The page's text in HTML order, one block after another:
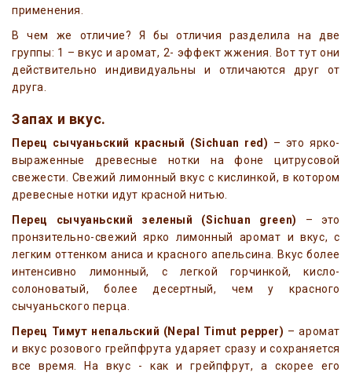
применения.
В чем же отличие? Я бы отличия разделила на две
группы: 1 – вкус и аромат, 2- эффект жжения. Вот тут они
действительно индивидуальны и отличаются друг от
друга.
Запах и вкус.
Перец сычуаньский красный (Sichuan red) – это ярко-
выраженные древесные нотки на фоне цитрусовой
свежести. Свежий лимонный вкус с кислинкой, в котором
древесные нотки идут красной нитью.
Перец сычуаньский зеленый (Sichuan green)
– это
пронзительно-свежий ярко лимонный аромат и вкус, с
легким оттенком аниса и красного апельсина. Вкус более
интенсивно лимонный, с легкой горчинкой, кисло-
солоноватый, более десертный, чем у красного
сычуаньского перца.
Перец Тимут непальский (Nepal Timut pepper) – аромат
и вкус розового грейпфрута ударяет сразу и сохраняется
все время. На вкус - как и грейпфрут, а скорее его